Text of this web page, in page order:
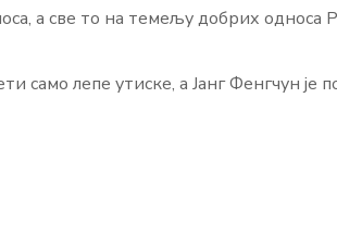
а све то на темељу добрих односа
лепе утиске, а Јанг Фенгчун је